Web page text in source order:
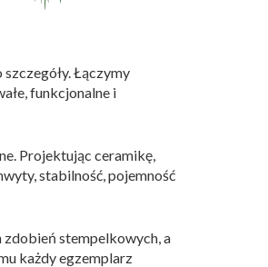
Łączymy
funkcjonalne i
Projektując ceramikę,
stabilność, pojemność
stempelkowych, a
każdy egzemplarz